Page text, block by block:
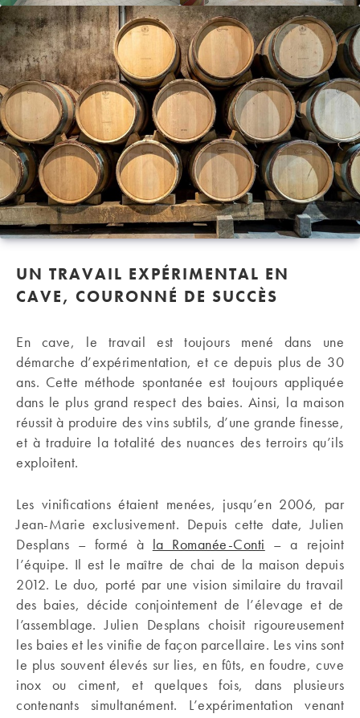
UN TRAVAIL EXPÉRIMENTAL EN
CAVE, COURONNÉ DE SUCCÈS
En cave, le travail est toujours mené dans une
démarche d’expérimentation, et ce depuis plus de 30
ans. Cette méthode spontanée est toujours appliquée
dans le plus grand respect des baies. Ainsi, la maison
réussit à produire des vins subtils, d’une grande finesse,
et à traduire la totalité des nuances des terroirs qu’ils
exploitent.
Les vinifications étaient menées, jusqu’en 2006, par
Jean-Marie exclusivement. Depuis cette date, Julien
Desplans – formé à la Romanée-Conti – a rejoint
l’équipe. Il est le maître de chai de la maison depuis
2012. Le duo, porté par une vision similaire du travail
des baies, décide conjointement de l’élevage et de
l’assemblage. Julien Desplans choisit rigoureusement
les baies et les vinifie de façon parcellaire. Les vins sont
le plus souvent élevés sur lies, en fûts, en foudre, cuve
inox ou ciment, et quelques fois, dans plusieurs
contenants simultanément. L’expérimentation venant